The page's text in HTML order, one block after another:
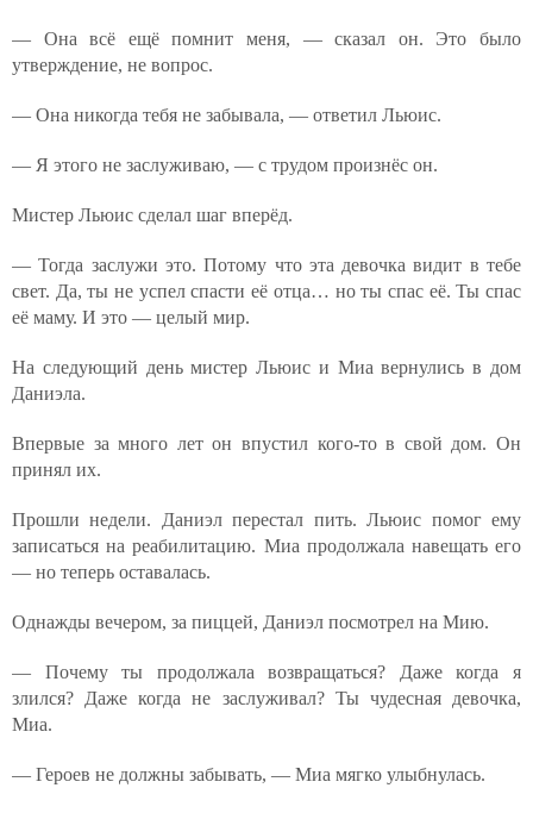
— Она всё ещё помнит меня, — сказал он. Это было
утверждение, не вопрос.
— Она никогда тебя не забывала, — ответил Льюис.
— Я этого не заслуживаю, — с трудом произнёс он.
Мистер Льюис сделал шаг вперёд.
— Тогда заслужи это. Потому что эта девочка видит в тебе
свет. Да, ты не успел спасти её отца… но ты спас её. Ты спас
её маму. И это — целый мир.
На следующий день мистер Льюис и Миа вернулись в дом
Даниэла.
Впервые за много лет он впустил кого-то в свой дом. Он
принял их.
Прошли недели. Даниэл перестал пить. Льюис помог ему
записаться на реабилитацию. Миа продолжала навещать его
— но теперь оставалась.
Однажды вечером, за пиццей, Даниэл посмотрел на Мию.
— Почему ты продолжала возвращаться? Даже когда я
злился? Даже когда не заслуживал? Ты чудесная девочка,
Миа.
— Героев не должны забывать, — Миа мягко улыбнулась.